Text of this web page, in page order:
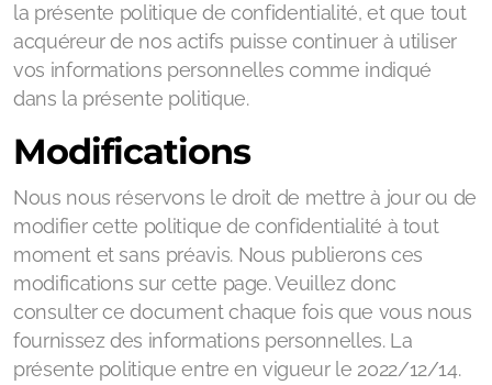
la présente politique de confidentialité, et que tout
acquéreur de nos actifs puisse continuer à utiliser
vos informations personnelles comme indiqué
dans la présente politique.
Modifications
Nous nous réservons le droit de mettre à jour ou de
modifier cette politique de confidentialité à tout
moment et sans préavis. Nous publierons ces
modifications sur cette page. Veuillez donc
consulter ce document chaque fois que vous nous
fournissez des informations personnelles. La
présente politique entre en vigueur le 2022/12/14.